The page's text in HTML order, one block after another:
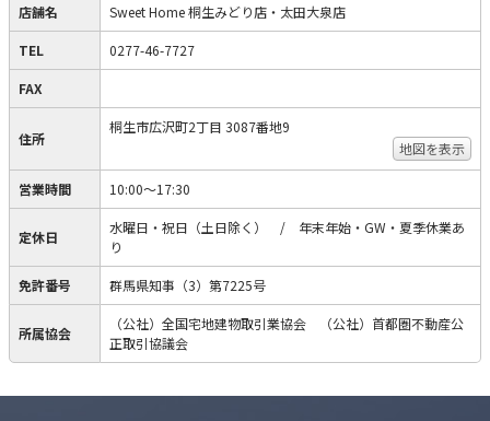
店舗名 Sweet Home 桐生みどり店・太田大泉店
TEL 0277-46-7727
FAX
住所
桐生市広沢町2丁目 3087番地9
地図を表示
営業時間 10:00～17:30
定休日
水曜日・祝日（土日除く） / 年末年始・GW・夏季休業あ
り
免許番号 群馬県知事（3）第7225号
所属協会
（公社）全国宅地建物取引業協会 （公社）首都圏不動産公
正取引協議会